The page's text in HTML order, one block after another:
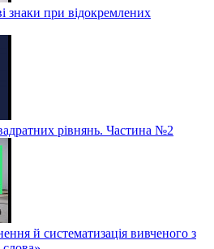
знаки при відокремлених
рівнянь. Частина №2
й систематизація вивченого з